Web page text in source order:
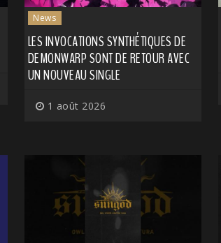
News
LES INVOCATIONS SYNTHÉTIQUES DE
DEMONWARP SONT DE RETOUR AVEC
UN NOUVEAU SINGLE
1 août 2026